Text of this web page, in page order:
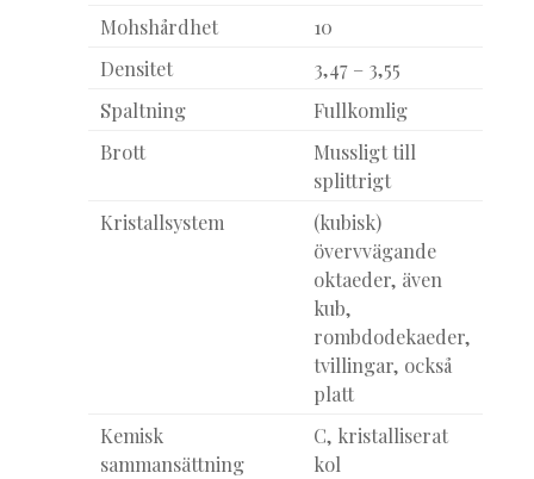
Mohshårdhet
10
Densitet
3,47 – 3,55
Spaltning
Fullkomlig
Brott
Mussligt till
splittrigt
Kristallsystem
(kubisk)
övervvägande
oktaeder, även
kub,
rombdodekaeder,
tvillingar, också
platt
Kemisk
sammansättning
C, kristalliserat
kol